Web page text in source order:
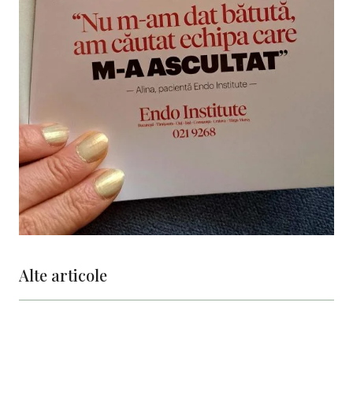
Alte articole